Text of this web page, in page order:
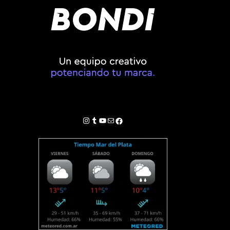
Instagram
Tumblr
YouTube
Correo electrónico
Facebook